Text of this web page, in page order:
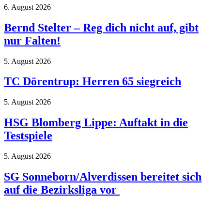
6. August 2026
Bernd Stelter – Reg dich nicht auf, gibt
nur Falten!
5. August 2026
TC Dörentrup: Herren 65 siegreich
5. August 2026
HSG Blomberg Lippe: Auftakt in die
Testspiele
5. August 2026
SG Sonneborn/Alverdissen bereitet sich
auf die Bezirksliga vor